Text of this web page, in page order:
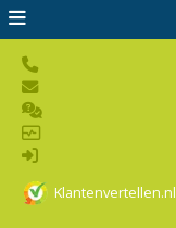
Klantenvertellen.nl